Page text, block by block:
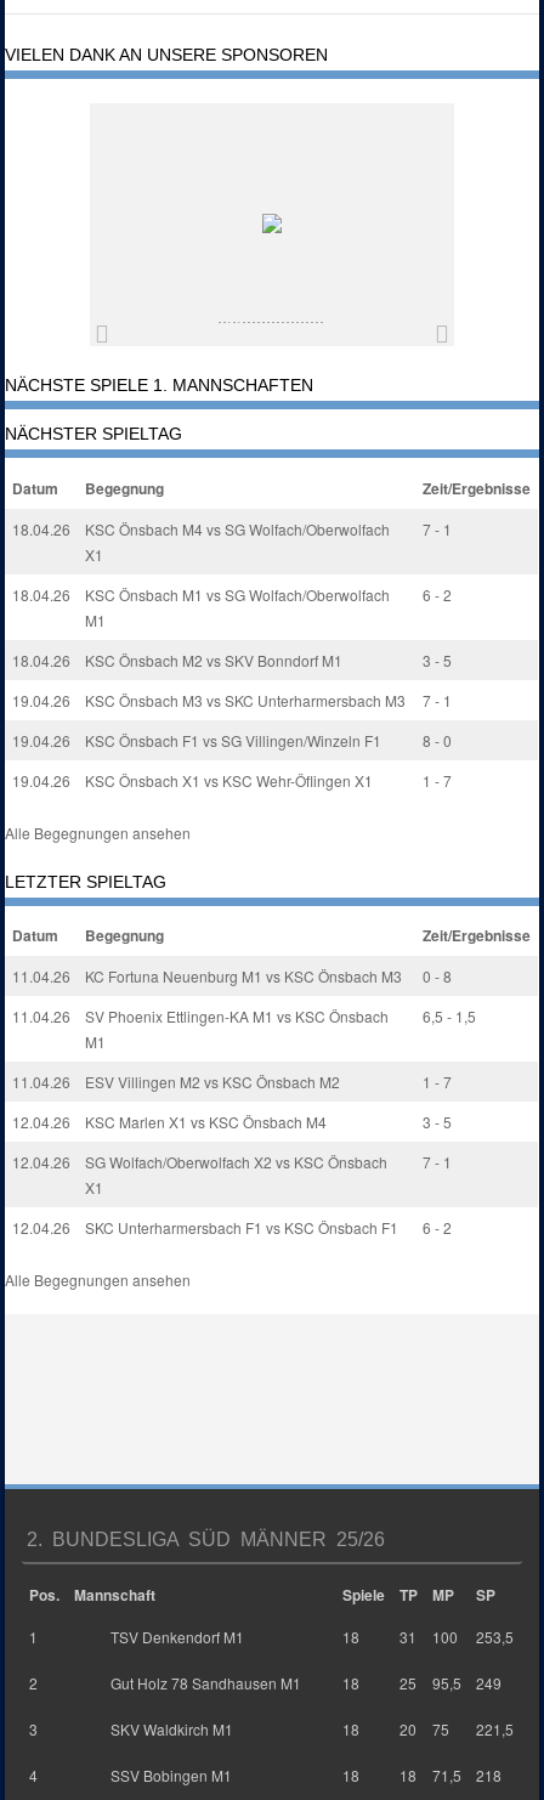
VIELEN DANK AN UNSERE SPONSOREN
NÄCHSTE SPIELE 1. MANNSCHAFTEN
NÄCHSTER SPIELTAG
Datum Begegnung Zeit/Ergebnisse
18.04.26
KSC Önsbach M4 vs SG Wolfach/Oberwolfach
X1
7 - 1
18.04.26
KSC Önsbach M1 vs SG Wolfach/Oberwolfach
M1
6 - 2
18.04.26 KSC Önsbach M2 vs SKV Bonndorf M1
3 - 5
19.04.26
KSC Önsbach M3 vs SKC Unterharmersbach M3
7 - 1
19.04.26
KSC Önsbach F1 vs SG Villingen/Winzeln F1
8 - 0
19.04.26
KSC Önsbach X1 vs KSC Wehr-Öflingen X1 1 - 7
Alle Begegnungen ansehen
LETZTER SPIELTAG
Datum Begegnung Zeit/Ergebnisse
11.04.26 KC Fortuna Neuenburg M1 vs KSC Önsbach M3
0 - 8
11.04.26
SV Phoenix Ettlingen-KA M1 vs KSC Önsbach
M1
6,5 - 1,5
11.04.26 ESV Villingen M2 vs KSC Önsbach M2
1 - 7
12.04.26
KSC Marlen X1 vs KSC Önsbach M4
3 - 5
12.04.26
SG Wolfach/Oberwolfach X2 vs KSC Önsbach
X1
7 - 1
12.04.26 SKC Unterharmersbach F1 vs KSC Önsbach F1 6 - 2
Alle Begegnungen ansehen
2. BUNDESLIGA SÜD MÄNNER 25/26
Pos. Mannschaft Spiele TP MP SP
1 TSV Denkendorf M1 18 31 100 253,5
2 Gut Holz 78 Sandhausen M1 18 25 95,5 249
3 SKV Waldkirch M1 18 20 75 221,5
4 SSV Bobingen M1 18 18 71,5 218